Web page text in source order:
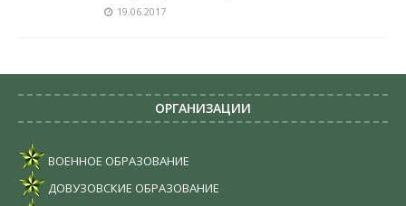
19.06.2017
ОРГАНИЗАЦИИ
ВОЕННОЕ ОБРАЗОВАНИЕ
ДОВУЗОВСКИЕ ОБРАЗОВАНИЕ